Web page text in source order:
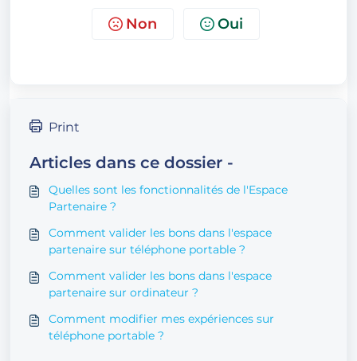
Non Oui
Print
Articles dans ce dossier -
Quelles sont les fonctionnalités de l'Espace
Partenaire ?
Comment valider les bons dans l'espace
partenaire sur téléphone portable ?
Comment valider les bons dans l'espace
partenaire sur ordinateur ?
Comment modifier mes expériences sur
téléphone portable ?